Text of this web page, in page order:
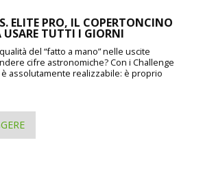
ELITE PRO, IL COPERTONCINO
TUTTI I GIORNI
del “fatto a mano” nelle uscite
cifre astronomiche? Con i Challenge
è assolutamente realizzabile: è proprio